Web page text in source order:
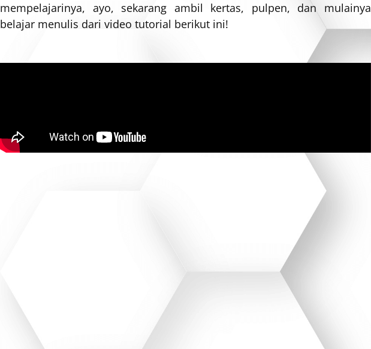
mempelajarinya, ayo, sekarang ambil kertas, pulpen, dan mulainya
belajar menulis dari video tutorial berikut ini!